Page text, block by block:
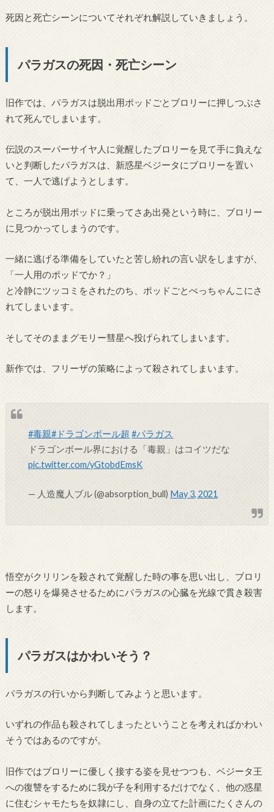
死因と死亡シーンについてそれぞれ解説していきましょう。
パラガスの死因・死亡シーン
旧作では、パラガスは脱出用ポッドごとブロリーに押しつぶさ
れて死んでしまいます。
伝説のスーパーサイヤ人に覚醒したブロリーを見て手に負えな
いと判断したパラガスは、新惑星ベジータにブロリーを置い
て、一人で逃げようとします。
ところが脱出用ポッドに乗ってさあ出発という時に、ブロリー
に見つかってしまうのです。
一緒に逃げる準備をしていたと苦し紛れの言い訳をしますが、
「一人用のポッドでか？」
と冷静にツッコミをされたのち、ポッドごとぺっちゃんこにさ
れてしまいます。
そしてそのままグモリー彗星へ投げられてしまいます。
新作では、フリーザの策略によって殺されてしまいます。
#毒親#ドラゴンボール超 #パラガス
ドラゴンボール界における「毒親」はコイツだな
pic.twitter.com/yGtobdEmsK
— 人造魔人ブル (@absorption_bull) May 3, 2021
悟空がクリリンを殺されて覚醒した時の事を思い出し、ブロリ
ーの怒りを爆発させるためにパラガスの心臓を光線で貫き殺害
します。
パラガスはかわいそう？
パラガスの行いから判断してみようと思います。
いずれの作品も殺されてしまったということを考えればかわい
そうではあるのですが。
旧作ではブロリーに優しく接する姿を見せつつも、ベジータ王
への復讐をするために我が子を利用するだけでなく、他の惑星
に住むシャモたちを奴隷にし、自身の立てた計画にたくさんの